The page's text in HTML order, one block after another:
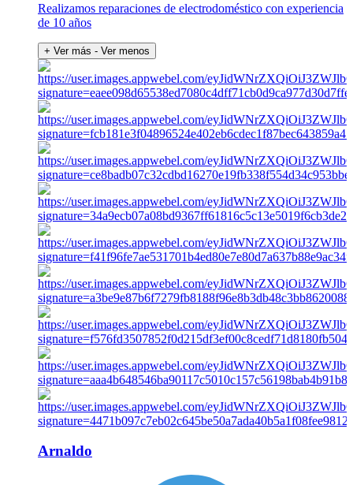
Realizamos reparaciones de electrodoméstico con experiencia
de 10 años
+ Ver más - Ver menos
Arnaldo